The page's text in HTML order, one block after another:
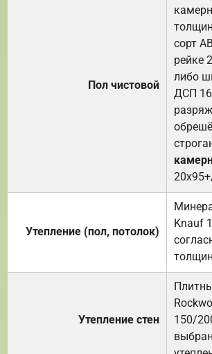
Пол чистовой
сорт
рейке
либо
ДСП
Утепление (пол, потолок)
Knauf
Утепление стен
150/